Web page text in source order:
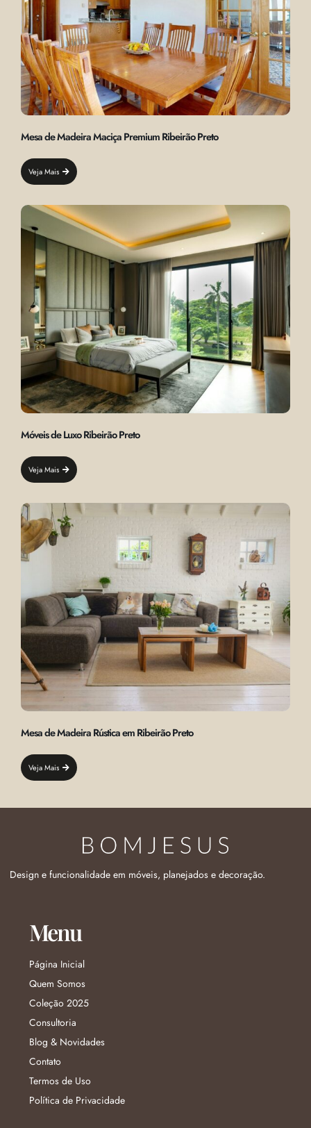
Mesa de Madeira Maciça Premium Ribeirão Preto
Veja Mais
Móveis de Luxo Ribeirão Preto
Veja Mais
Mesa de Madeira Rústica em Ribeirão Preto
Veja Mais
Design e funcionalidade em móveis, planejados e decoração.
Menu
Página Inicial
Quem Somos
Coleção 2025
Consultoria
Blog & Novidades
Contato
Termos de Uso
Política de Privacidade